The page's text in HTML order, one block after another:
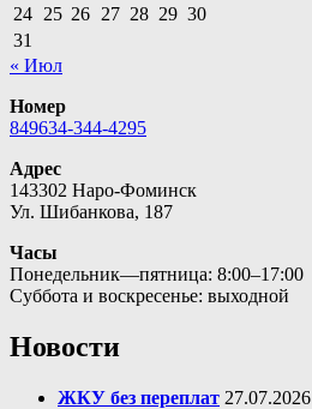
24 25 26 27 28 29 30
31
« Июл
Номер
849634-344-4295
Адрес
143302 Наро-Фоминск
Ул. Шибанкова, 187
Часы
Понедельник—пятница: 8:00–17:00
Суббота и воскресенье: выходной
Новости
ЖКУ без переплат 27.07.2026